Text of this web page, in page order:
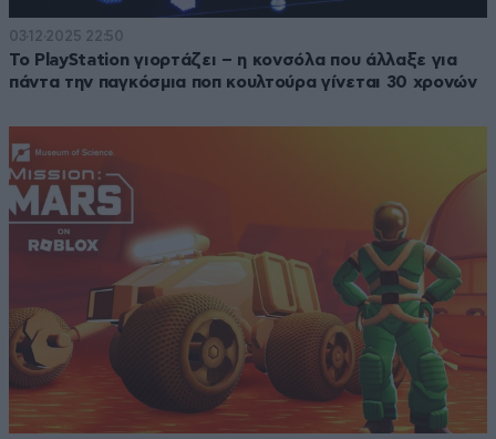
03·12·2025 22:50
Το PlayStation γιορτάζει – η κονσόλα που άλλαξε για
πάντα την παγκόσμια ποπ κουλτούρα γίνεται 30 χρονών